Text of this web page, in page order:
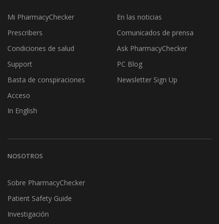
Mi PharmacyChecker
Prescribers
Condiciones de salud
Support
Basta de conspiraciones
Acceso
In English
En las noticias
Comunicados de prensa
Ask PharmacyChecker
PC Blog
Newsletter Sign Up
NOSOTROS
Sobre PharmacyChecker
Patient Safety Guide
Investigación